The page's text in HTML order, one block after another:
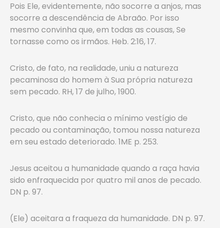
Pois Ele, evidentemente, não socorre a anjos, mas
socorre a descendência de Abraão. Por isso
mesmo convinha que, em todas as cousas, Se
tornasse como os irmãos. Heb. 2:16, 17.
Cristo, de fato, na realidade, uniu a natureza
pecaminosa do homem à Sua própria natureza
sem pecado. RH, 17 de julho, 1900.
Cristo, que não conhecia o mínimo vestígio de
pecado ou contaminação, tomou nossa natureza
em seu estado deteriorado. 1ME p. 253.
Jesus aceitou a humanidade quando a raça havia
sido enfraquecida por quatro mil anos de pecado.
DN p. 97.
(Ele) aceitara a fraqueza da humanidade. DN p. 97.